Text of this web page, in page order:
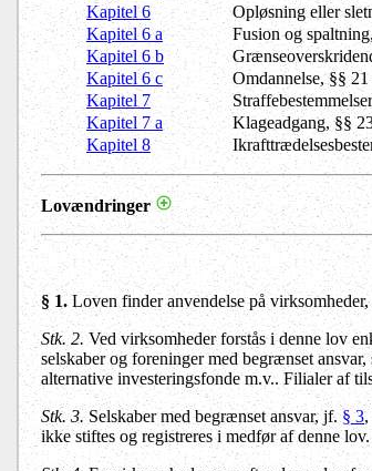
Kapitel 6
Opløsning eller
Kapitel 6 a
Fusion og
Kapitel 6 b
Kapitel 6 c
Omdannelse, §§ 21
Kapitel 7
Kapitel 7 a
Klageadgang, §§
Kapitel 8
Lovændringer
§ 1.Loven finder anvendelse på
Stk. 2. Ved virksomheder forstås i denne lov
selskaber og foreninger med begrænset
alternative investeringsfonde m.v.. Filialer af
Stk. 3.Selskaber med begrænset ansvar, jf.§ 3,
ikke stiftes og registreres i medfør af denne lov.